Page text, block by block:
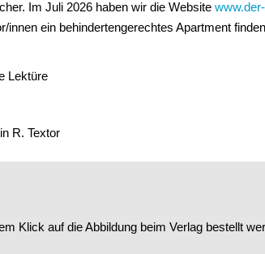
Im Juli 2026 haben wir die Website
innen ein behindertengerechtes Apartment
Lektüre
R. Textor
Klick auf die Abbildung beim Verlag bestellt